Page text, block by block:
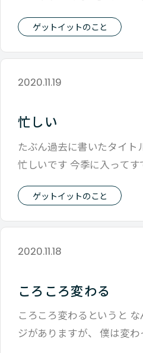
ゲットイットのこと
2020.11.19
忙しい
たぶん過去に書いたタイト
忙しいです 今季に入って
ゲットイットのこと
2020.11.18
ころころ変わる
ころころ変わるというと
ジがありますが、 僕は変